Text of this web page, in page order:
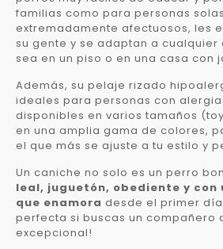
familias como para personas
extremadamente afectuosos, les
su gente y se adaptan a cualquier
sea en un piso o en una casa con
Además, su pelaje rizado
ideales para personas con
disponibles en varios tamaños
en una amplia gama de colores,
el que más se ajuste a tu estilo y
Un caniche no solo es un perro
leal, juguetón, obediente y
que enamora desde el primer
perfecta si buscas un compañero
excepcional!